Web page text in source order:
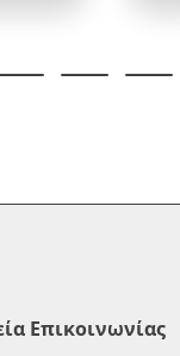
Επικοινωνίας